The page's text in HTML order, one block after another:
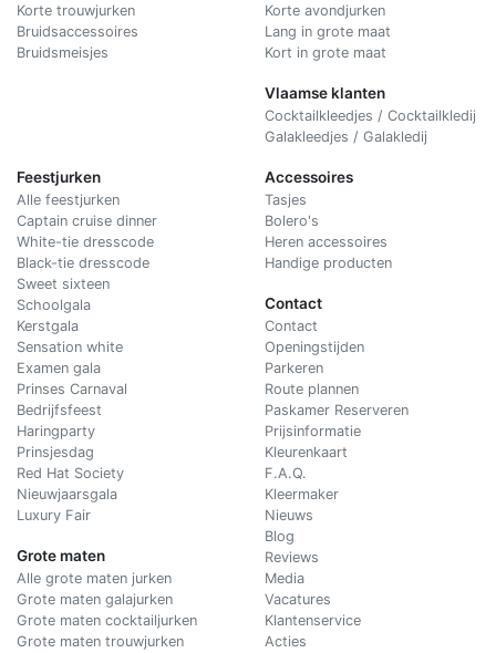
Korte trouwjurken
Bruidsaccessoires
Bruidsmeisjes
Korte avondjurken
Lang in grote maat
Kort in grote maat
Vlaamse klanten
Cocktailkleedjes / Cocktailkledij
Galakleedjes / Galakledij
Feestjurken
Alle feestjurken
Captain cruise dinner
White-tie dresscode
Black-tie dresscode
Sweet sixteen
Schoolgala
Kerstgala
Sensation white
Examen gala
Prinses Carnaval
Bedrijfsfeest
Haringparty
Prinsjesdag
Red Hat Society
Nieuwjaarsgala
Luxury Fair
Grote maten
Alle grote maten jurken
Grote maten galajurken
Grote maten cocktailjurken
Grote maten trouwjurken
Accessoires
Tasjes
Bolero's
Heren accessoires
Handige producten
Contact
Contact
Openingstijden
Parkeren
Route plannen
Paskamer Reserveren
Prijsinformatie
Kleurenkaart
F.A.Q.
Kleermaker
Nieuws
Blog
Reviews
Media
Vacatures
Klantenservice
Acties